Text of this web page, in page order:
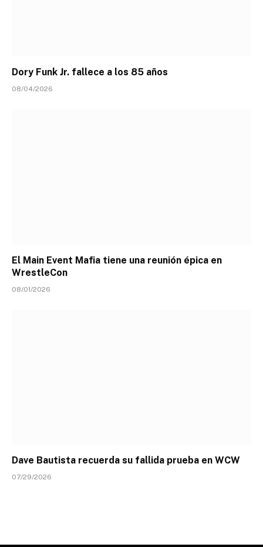
Dory Funk Jr. fallece a los 85 años
08/04/2026
El Main Event Mafia tiene una reunión épica en
WrestleCon
08/01/2026
Dave Bautista recuerda su fallida prueba en WCW
07/29/2026